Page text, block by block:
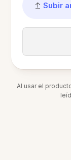
Subir
Al usar el